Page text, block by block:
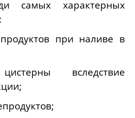
самых характерных
при наливе в
вследствие